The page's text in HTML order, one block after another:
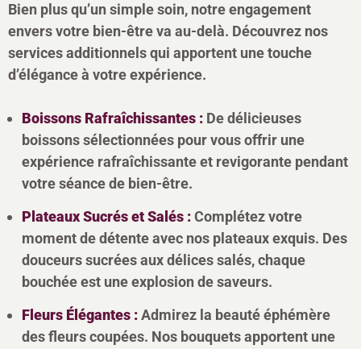
Bien plus qu’un simple soin, notre engagement
envers votre bien-être va au-delà. Découvrez nos
services additionnels qui apportent une touche
d’élégance à votre expérience.
Boissons Rafraîchissantes : De délicieuses
boissons sélectionnées pour vous offrir une
expérience rafraîchissante et revigorante pendant
votre séance de bien-être.
Plateaux Sucrés et Salés :Complétez votre
moment de détente avec nos plateaux exquis. Des
douceurs sucrées aux délices salés, chaque
bouchée est une explosion de saveurs.
Fleurs Élégantes :Admirez la beauté éphémère
des fleurs coupées. Nos bouquets apportent une